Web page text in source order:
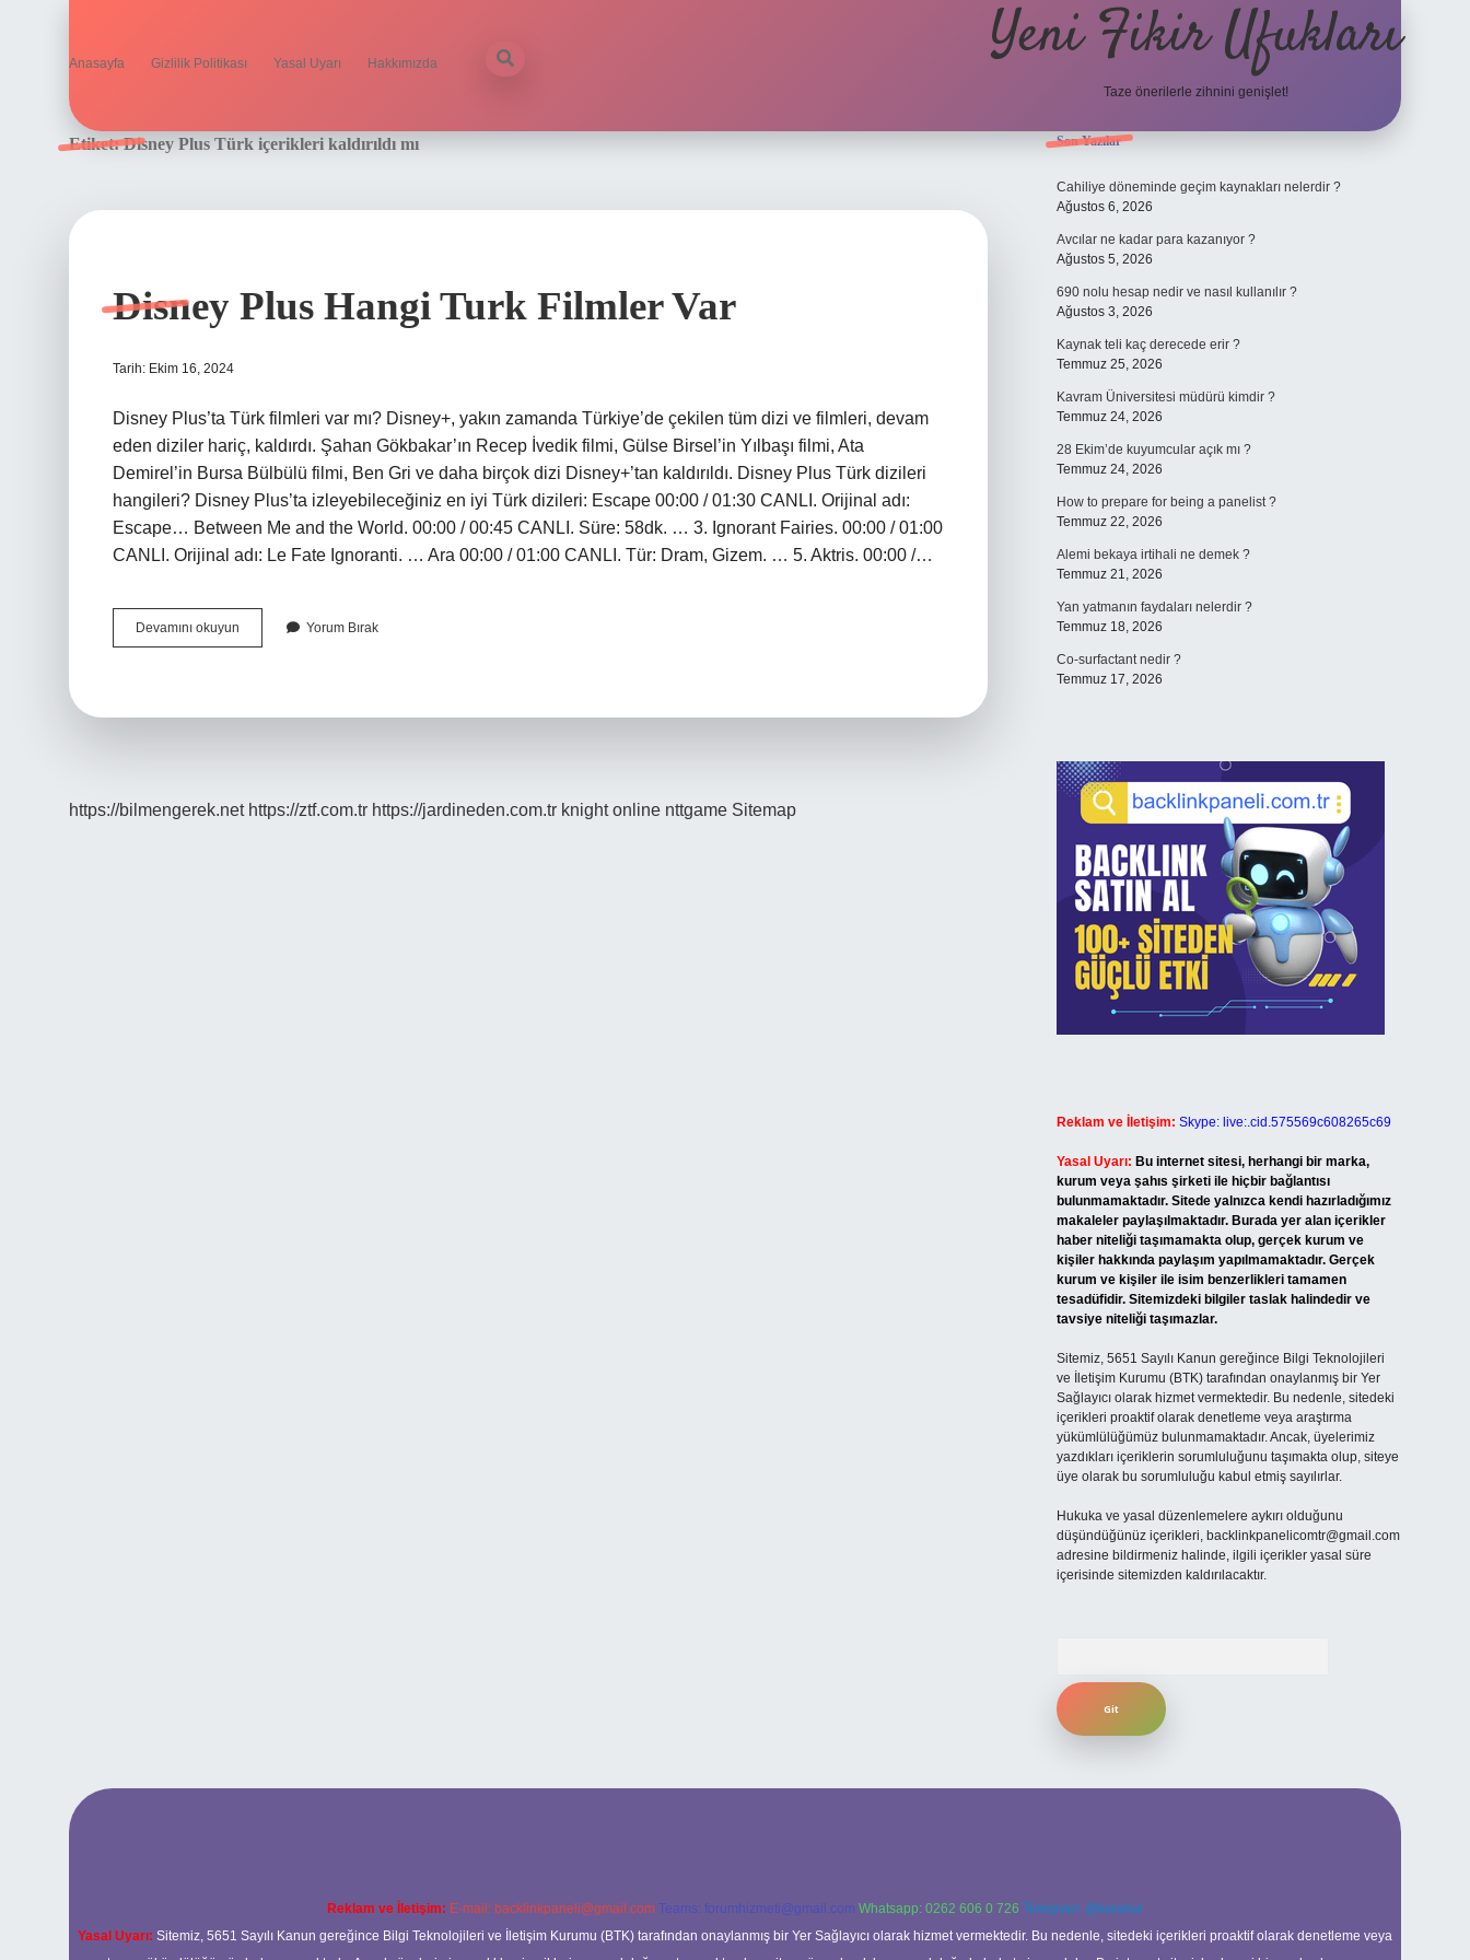
Anasayfa Gizlilik Politikası Yasal Uyarı Hakkımızda Yeni Fikir Ufukları
Taze önerilerle zihnini genişlet!
Etiket:Disney Plus Türk içerikleri kaldırıldı mı
Disney Plus Hangi Turk Filmler Var
Tarih: Ekim 16, 2024
Disney Plus’ta Türk filmleri var mı? Disney+, yakın zamanda Türkiye’de çekilen tüm dizi ve filmleri, devam
eden diziler hariç, kaldırdı. Şahan Gökbakar’ın Recep İvedik filmi, Gülse Birsel’in Yılbaşı filmi, Ata
Demirel’in Bursa Bülbülü filmi, Ben Gri ve daha birçok dizi Disney+’tan kaldırıldı. Disney Plus Türk dizileri
hangileri? Disney Plus’ta izleyebileceğiniz en iyi Türk dizileri: Escape 00:00 / 01:30 CANLI. Orijinal adı:
Escape… Between Me and the World. 00:00 / 00:45 CANLI. Süre: 58dk. … 3. Ignorant Fairies. 00:00 / 01:00
CANLI. Orijinal adı: Le Fate Ignoranti. … Ara 00:00 / 01:00 CANLI. Tür: Dram, Gizem. … 5. Aktris. 00:00 /…
Devamını okuyun
Plus
Yorum Bırak
https://bilmengerek.net https://ztf.com.tr https://jardineden.com.tr knight online nttgame Sitemap
Sidebar
Son Yazılar
Cahiliye döneminde geçim kaynakları nelerdir ?
Ağustos 6, 2026
Avcılar ne kadar para kazanıyor ?
Ağustos 5, 2026
690 nolu hesap nedir ve nasıl kullanılır ?
Ağustos 3, 2026
Kaynak teli kaç derecede erir ?
Temmuz 25, 2026
Kavram Üniversitesi müdürü kimdir ?
Temmuz 24, 2026
28 Ekim’de kuyumcular açık mı ?
Temmuz 24, 2026
How to prepare for being a panelist ?
Temmuz 22, 2026
Alemi bekaya irtihali ne demek ?
Temmuz 21, 2026
Yan yatmanın faydaları nelerdir ?
Temmuz 18, 2026
Co-surfactant nedir ?
Temmuz 17, 2026
Reklam ve İletişim: Skype: live:.cid.575569c608265c69
Yasal Uyarı: Bu internet sitesi, herhangi bir marka,
kurum veya şahıs şirketi ile hiçbir bağlantısı
bulunmamaktadır. Sitede yalnızca kendi hazırladığımız
makaleler paylaşılmaktadır. Burada yer alan içerikler
haber niteliği taşımamakta olup, gerçek kurum ve
kişiler hakkında paylaşım yapılmamaktadır. Gerçek
kurum ve kişiler ile isim benzerlikleri tamamen
tesadüfidir. Sitemizdeki bilgiler taslak halindedir ve
tavsiye niteliği taşımazlar.
Sitemiz, 5651 Sayılı Kanun gereğince Bilgi Teknolojileri
ve İletişim Kurumu (BTK) tarafından onaylanmış bir Yer
Sağlayıcı olarak hizmet vermektedir. Bu nedenle, sitedeki
içerikleri proaktif olarak denetleme veya araştırma
yükümlülüğümüz bulunmamaktadır. Ancak, üyelerimiz
yazdıkları içeriklerin sorumluluğunu taşımakta olup, siteye
üye olarak bu sorumluluğu kabul etmiş sayılırlar.
Hukuka ve yasal düzenlemelere aykırı olduğunu
düşündüğünüz içerikleri, backlinkpanelicomtr@gmail.com
adresine bildirmeniz halinde, ilgili içerikler yasal süre
içerisinde sitemizden kaldırılacaktır.
Reklam ve İletişim: E-mail: backlinkpaneli@gmail.com Teams: forumhizmeti@gmail.com Whatsapp: 0262 606 0 726 Telegram: @karabul
Yasal Uyarı: Sitemiz, 5651 Sayılı Kanun gereğince Bilgi Teknolojileri ve İletişim Kurumu (BTK) tarafından onaylanmış bir Yer Sağlayıcı olarak hizmet vermektedir. Bu nedenle, sitedeki içerikleri proaktif olarak denetleme veya